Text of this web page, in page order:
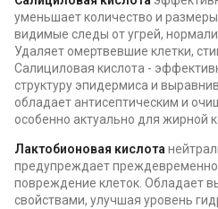
уменьшает количество и
видимые следы от угрей,
Удаляет омертвевшие клетки,
Салициловая кислота -
структуру эпидермиса и
обладает антисептическим и
особенно актуально для жирной
Лактобионовая кислота
предупреждает
повреждение клеток. Обладает
свойствами, улучшая уровень